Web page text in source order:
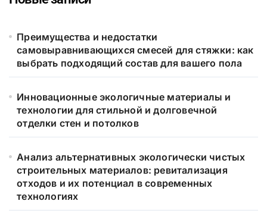
Преимущества и недостатки
самовыравнивающихся смесей для стяжки: как
выбрать подходящий состав для вашего пола
Инновационные экологичные материалы и
технологии для стильной и долговечной
отделки стен и потолков
Анализ альтернативных экологически чистых
строительных материалов: ревитализация
отходов и их потенциал в современных
технологиях